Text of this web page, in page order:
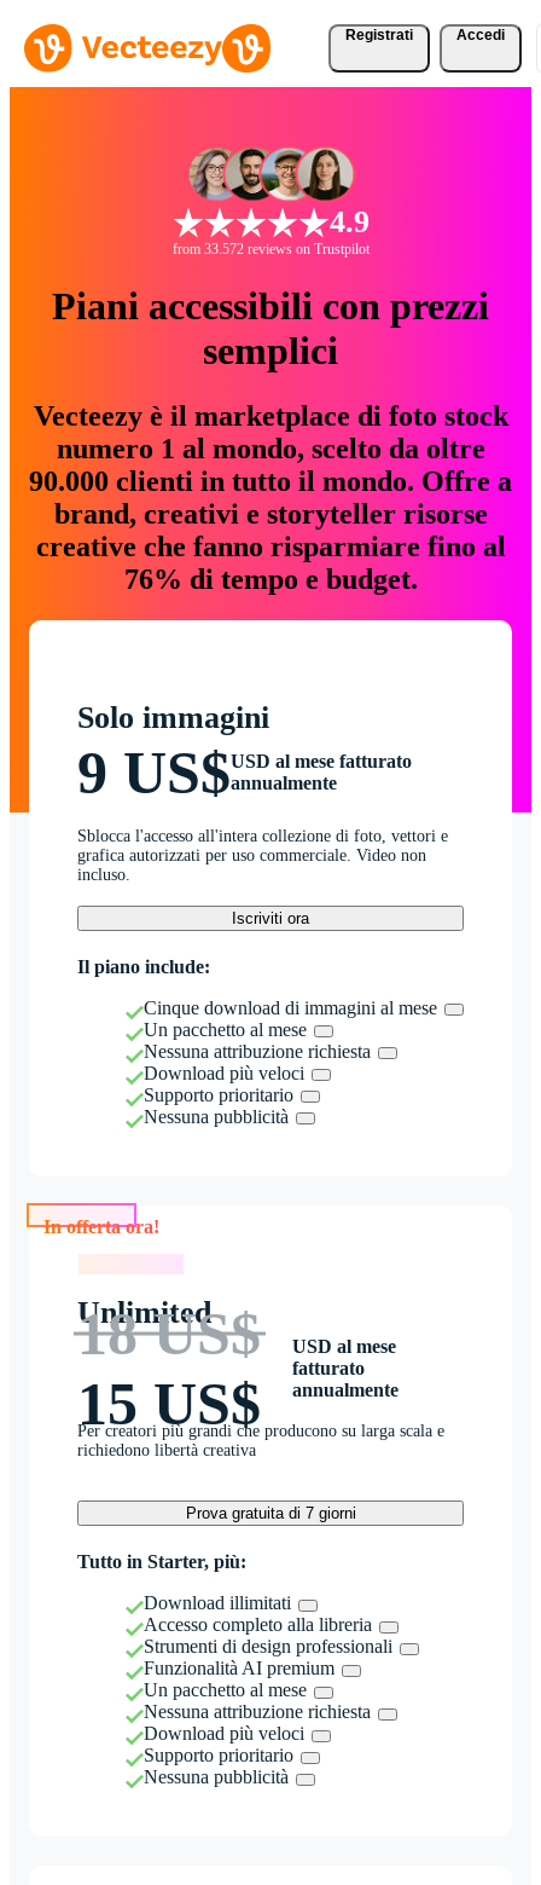
Registrati Accedi
4.9
from 33.572 reviews on Trustpilot
Piani accessibili con prezzi
semplici
Vecteezy è il marketplace di foto stock
numero 1 al mondo, scelto da oltre
90.000 clienti in tutto il mondo. Offre a
brand, creativi e storyteller risorse
creative che fanno risparmiare fino al
76% di tempo e budget.
Solo immagini
9 US$USD al mese fatturato
annualmente
Sblocca l'accesso all'intera collezione di foto, vettori e
grafica autorizzati per uso commerciale. Video non
incluso.
Iscriviti ora
Il piano include:
Cinque download di immagini al mese
Un pacchetto al mese
Nessuna attribuzione richiesta
Download più veloci
Supporto prioritario
Nessuna pubblicità
Unlimited
18 US$
15 US$
USD al mese
fatturato
annualmente
Per creatori più grandi che producono su larga scala e
richiedono libertà creativa
Prova gratuita di 7 giorni
Tutto in Starter, più:
Download illimitati
Accesso completo alla libreria
Strumenti di design professionali
Funzionalità AI premium
Un pacchetto al mese
Nessuna attribuzione richiesta
Download più veloci
Supporto prioritario
Nessuna pubblicità